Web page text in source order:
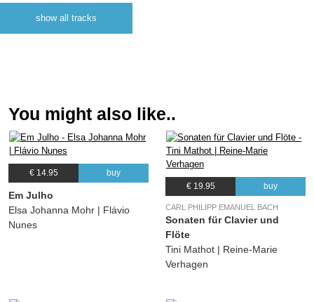
Anna Lucia Richter, Gustav Mahler, Gürzenich-Orchester Köln
Anna Lucia Richter, Gustav Mahler, Gürzenich-Orchester Köln
12. Kindertotenlieder (nach Gedichten von Friedrich Rückert): Oft denk' ich, sie sind nur ausgegangen! 03:00
Anna Lucia Richter, Gustav Mahler, Gürzenich-Orchester Köln
13.
Anna Lucia Richter, Gustav Mahler, Gürzenich-Orchester Köln
show all tracks
You might also like..
€ 14.95 buy
Em Julho
Elsa Johanna Mohr | Flávio
Nunes
€ 19.95 buy
CARL PHILIPP EMANUEL BACH
Sonaten für Clavier und
Flöte
Tini Mathot | Reine-Marie
Verhagen